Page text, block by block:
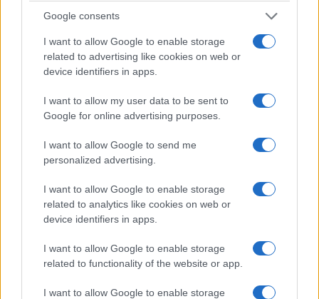
Google consents
I want to allow Google to enable storage
related to advertising like cookies on web or
device identifiers in apps.
I want to allow my user data to be sent to
Google for online advertising purposes.
I want to allow Google to send me
personalized advertising.
I want to allow Google to enable storage
related to analytics like cookies on web or
device identifiers in apps.
I want to allow Google to enable storage
related to functionality of the website or app.
I want to allow Google to enable storage
Στενά του Ορμούζ: Ιράν και Ομάν συμφώνησαν
στον καθορισμό νέας διαδρομής διέλευσης των
πλοίων
5/08/2026 - 9:12μμ
Τουρκία: Νομοθετική πρωτοβουλία για ειρήνευση